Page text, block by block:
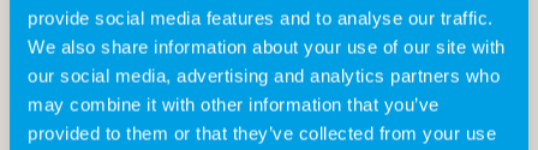
provide social media features and to analyse our traffic.
We also share information about your use of our site with
our social media, advertising and analytics partners who
may combine it with other information that you’ve
provided to them or that they’ve collected from your use